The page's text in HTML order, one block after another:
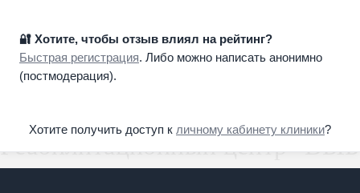
🔐 Хотите, чтобы отзыв влиял на рейтинг?
Быстрая регистрация. Либо можно написать анонимно
(постмодерация).
Хотите получить доступ к личному кабинету клиники?